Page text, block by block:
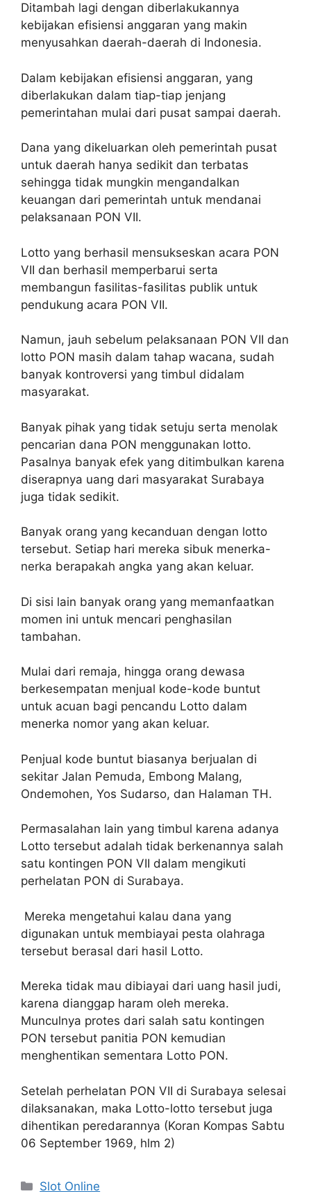
Ditambah lagi dengan diberlakukannya
kebijakan efisiensi anggaran yang makin
menyusahkan daerah-daerah di Indonesia.
Dalam kebijakan efisiensi anggaran, yang
diberlakukan dalam tiap-tiap jenjang
pemerintahan mulai dari pusat sampai daerah.
Dana yang dikeluarkan oleh pemerintah pusat
untuk daerah hanya sedikit dan terbatas
sehingga tidak mungkin mengandalkan
keuangan dari pemerintah untuk mendanai
pelaksanaan PON VII.
Lotto yang berhasil mensukseskan acara PON
VII dan berhasil memperbarui serta
membangun fasilitas-fasilitas publik untuk
pendukung acara PON VII.
Namun, jauh sebelum pelaksanaan PON VII dan
lotto PON masih dalam tahap wacana, sudah
banyak kontroversi yang timbul didalam
masyarakat.
Banyak pihak yang tidak setuju serta menolak
pencarian dana PON menggunakan lotto.
Pasalnya banyak efek yang ditimbulkan karena
diserapnya uang dari masyarakat Surabaya
juga tidak sedikit.
Banyak orang yang kecanduan dengan lotto
tersebut. Setiap hari mereka sibuk menerka-
nerka berapakah angka yang akan keluar.
Di sisi lain banyak orang yang memanfaatkan
momen ini untuk mencari penghasilan
tambahan.
Mulai dari remaja, hingga orang dewasa
berkesempatan menjual kode-kode buntut
untuk acuan bagi pencandu Lotto dalam
menerka nomor yang akan keluar.
Penjual kode buntut biasanya berjualan di
sekitar Jalan Pemuda, Embong Malang,
Ondemohen, Yos Sudarso, dan Halaman TH.
Permasalahan lain yang timbul karena adanya
Lotto tersebut adalah tidak berkenannya salah
satu kontingen PON VII dalam mengikuti
perhelatan PON di Surabaya.
Mereka mengetahui kalau dana yang
digunakan untuk membiayai pesta olahraga
tersebut berasal dari hasil Lotto.
Mereka tidak mau dibiayai dari uang hasil judi,
karena dianggap haram oleh mereka.
Munculnya protes dari salah satu kontingen
PON tersebut panitia PON kemudian
menghentikan sementara Lotto PON.
Setelah perhelatan PON VII di Surabaya selesai
dilaksanakan, maka Lotto-lotto tersebut juga
dihentikan peredarannya (Koran Kompas Sabtu
06 September 1969, hlm 2)
Categories
Slot Online